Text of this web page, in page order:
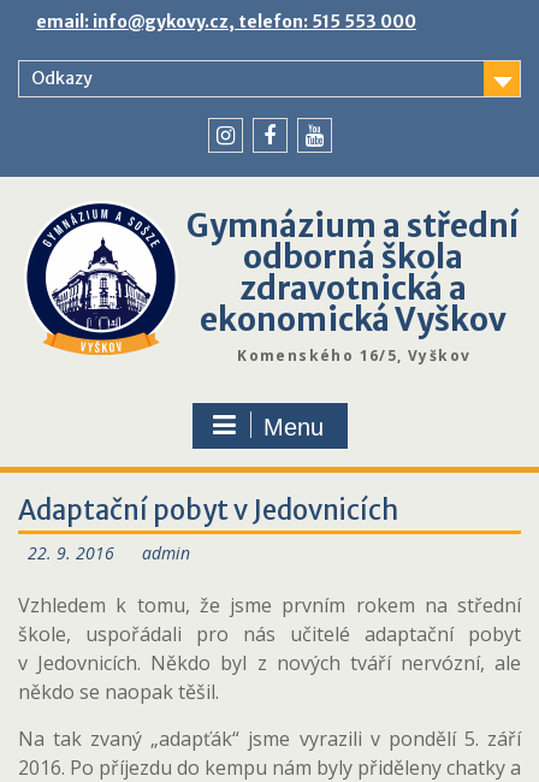
content
email: info@gykovy.cz, telefon: 515 553 000
Odkazy
Gymnázium a střední
odborná škola
zdravotnická a
ekonomická Vyškov
Komenského 16/5, Vyškov
Menu
Adaptační pobyt v Jedovnicích
22. 9. 2016 admin
Vzhledem k tomu, že jsme prvním rokem na střední
škole, uspořádali pro nás učitelé adaptační pobyt
v Jedovnicích. Někdo byl z nových tváří nervózní, ale
někdo se naopak těšil.
Na tak zvaný „adapťák“ jsme vyrazili v pondělí 5. září
2016. Po příjezdu do kempu nám byly přiděleny chatky a